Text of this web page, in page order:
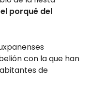
el porqué del
con la que han
de